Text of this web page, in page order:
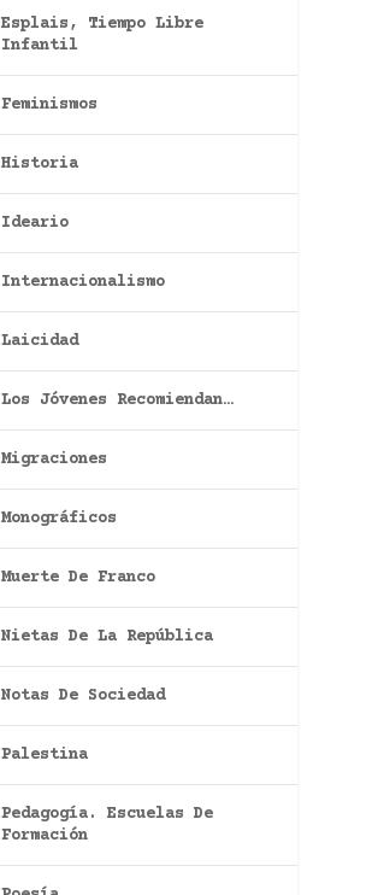
Esplais, Tiempo Libre
Infantil
Feminismos
Historia
Ideario
Internacionalismo
Laicidad
Los Jóvenes Recomiendan…
Migraciones
Monográficos
Muerte De Franco
Nietas De La República
Notas De Sociedad
Palestina
Pedagogía. Escuelas De
Formación